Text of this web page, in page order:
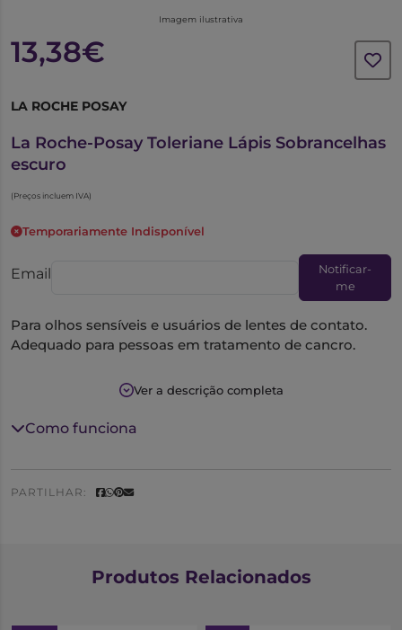
Imagem ilustrativa
13,38€
LA ROCHE POSAY
La Roche-Posay Toleriane Lápis Sobrancelhas
escuro
(Preços incluem IVA)
Temporariamente Indisponível
Email
Notificar-
me
Para olhos sensíveis e usuários de lentes de contato.
Adequado para pessoas em tratamento de cancro.
Ver a descrição completa
Como funciona
PARTILHAR:
Produtos Relacionados